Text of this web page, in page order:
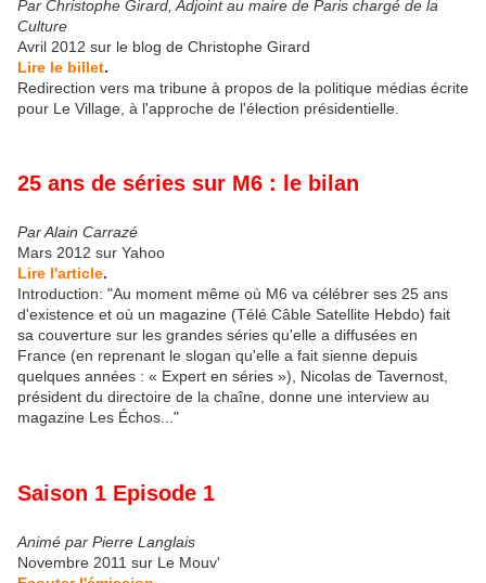
Par Christophe Girard, Adjoint au maire de Paris chargé de la
Culture
Avril 2012 sur le blog de Christophe Girard
Lire le billet.
Redirection vers ma tribune à propos de la politique médias écrite
pour Le Village, à l'approche de l'élection présidentielle.
25 ans de séries sur M6 : le bilan
Par Alain Carrazé
Mars 2012 sur Yahoo
Lire l'article.
Introduction: "Au moment même où M6 va célébrer ses 25 ans
d'existence et où un magazine (Télé Câble Satellite Hebdo) fait
sa couverture sur les grandes séries qu'elle a diffusées en
France (en reprenant le slogan qu'elle a fait sienne depuis
quelques années : « Expert en séries »), Nicolas de Tavernost,
président du directoire de la chaîne, donne une interview au
magazine Les Échos..."
Saison 1 Episode 1
Animé par Pierre Langlais
Novembre 2011 sur Le Mouv'